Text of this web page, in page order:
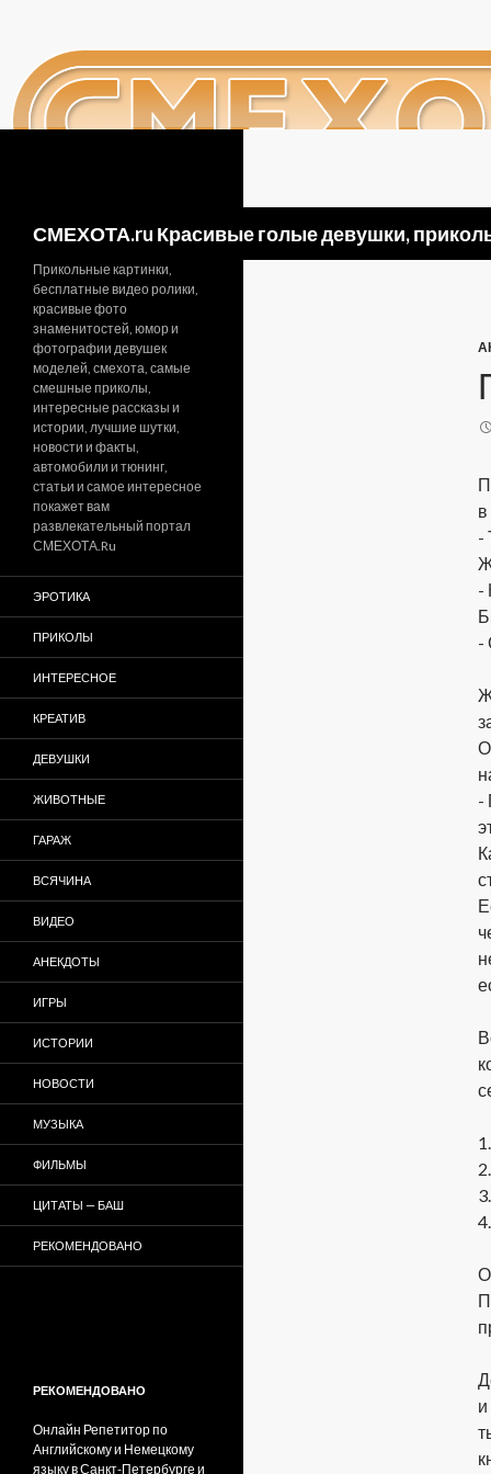
СМЕХОТА.ru Красивые голые девушки,
в
-
-
-
-
Прикольные картинки,
бесплатные видео ролики,
красивые фото
знаменитостей, юмор и
фотографии девушек
моделей, смехота, самые
смешные приколы,
интересные рассказы и
истории, лучшие шутки,
новости и факты,
автомобили и тюнинг,
статьи и самое интересное
покажет вам
развлекательный портал
СМЕХОТА.Ru
ЭРОТИКА
ПРИКОЛЫ
ИНТЕРЕСНОЕ
КРЕАТИВ
ДЕВУШКИ
ЖИВОТНЫЕ
ГАРАЖ
ВСЯЧИНА
ВИДЕО
АНЕКДОТЫ
ИГРЫ
ИСТОРИИ
НОВОСТИ
МУЗЫКА
ФИЛЬМЫ
ЦИТАТЫ — БАШ
РЕКОМЕНДОВАНО
РЕКОМЕНДОВАНО
Онлайн Репетитор по
Английскому и Немецкому
языку в Санкт-Петербурге и